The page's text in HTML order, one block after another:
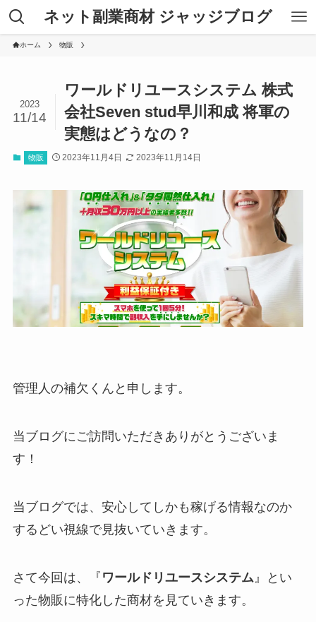
ネット副業商材 ジャッジブログ
ホーム 物販
ワールドリユースシステム 株式
会社Seven stud早川和成 将軍の
実態はどうなの？
2023
11/14
物販 2023年11月4日 2023年11月14日
管理人の補欠くんと申します。
当ブログにご訪問いただきありがとうございま
す！
当ブログでは、安心してしかも稼げる情報なのか
するどい視線で見抜いていきます。
さて今回は、『 ワールドリユースシステム 』とい
った物販に特化した商材を見ていきます。